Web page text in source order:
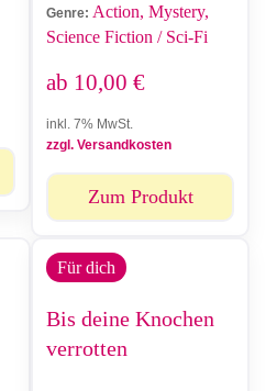
Genre: Action, Mystery,
Science Fiction / Sci-Fi
ab 10,00 €
inkl. 7% MwSt.
zzgl. Versandkosten
Zum Produkt
Für dich
Bis deine Knochen
verrotten